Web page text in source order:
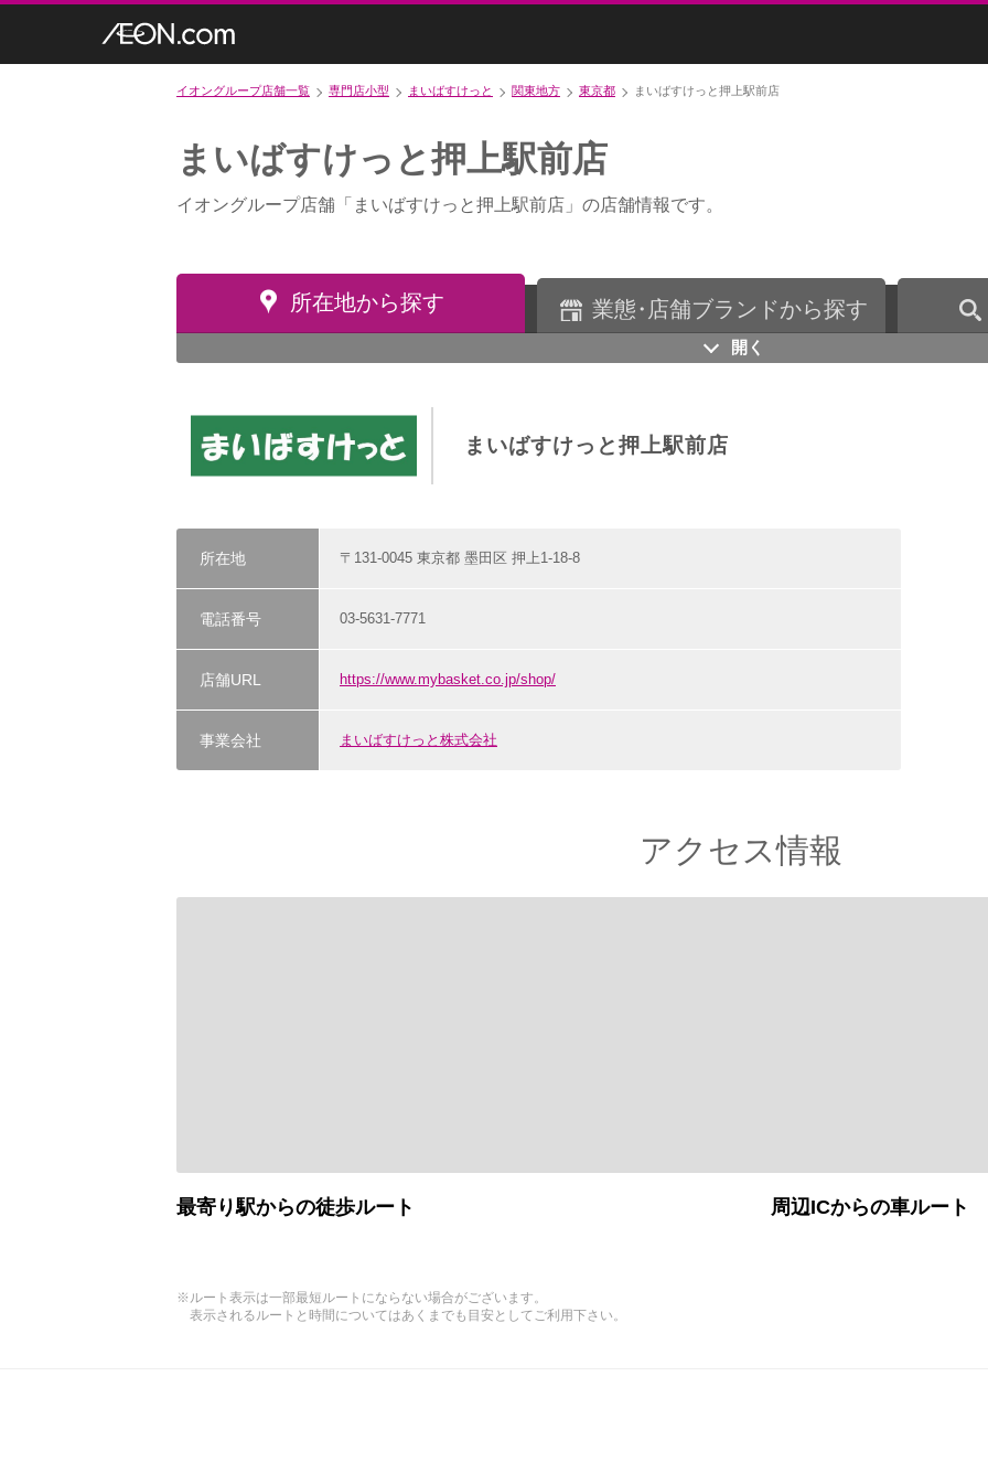
イオングループ店舗一覧 専門店小型 まいばすけっと 関東地方 東京都 まいばすけっと押上駅前店
まいばすけっと押上駅前店
イオングループ店舗「まいばすけっと押上駅前店」の店舗情報です。
所在地から探す 業態・ 店舗ブランドから探す
開く
まいばすけっと押上駅前店
所在地 〒131-0045 東京都 墨田区 押上1-18-8
電話番号 03-5631-7771
店舗URL https://www.mybasket.co.jp/shop/
事業会社 まいばすけっと株式会社
アクセス情報
最寄り駅からの徒歩ルート 周辺ICからの車ルート
※ルート表示は一部最短ルートにならない場合がございます。
表示されるルートと時間についてはあくまでも目安としてご利用下さい。